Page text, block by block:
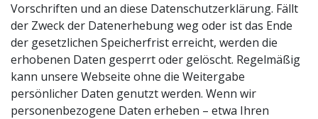
Vorschriften und an diese Datenschutzerklärung. Fällt
der Zweck der Datenerhebung weg oder ist das Ende
der gesetzlichen Speicherfrist erreicht, werden die
erhobenen Daten gesperrt oder gelöscht. Regelmäßig
kann unsere Webseite ohne die Weitergabe
persönlicher Daten genutzt werden. Wenn wir
personenbezogene Daten erheben – etwa Ihren